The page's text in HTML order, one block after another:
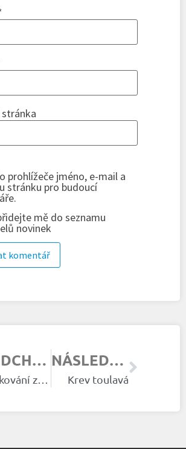
stránka
prohlížeče jméno, e-mail a
stránku pro budoucí
mě do seznamu
novinek
PŘEDCHOZÍ ČLÁNEK NÁSLEDUJÍCÍ ČLÁNEK
Krev toulavá